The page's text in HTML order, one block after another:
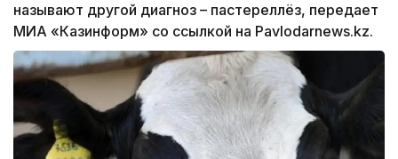
называют другой диагноз – пастереллёз, передает
МИА «Казинформ» со ссылкой на Pavlodarnews.kz.